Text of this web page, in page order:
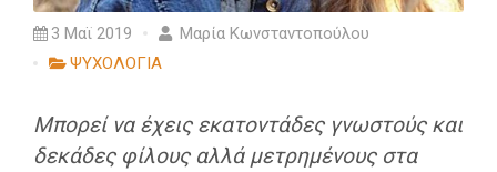
3 Μαϊ 2019
Μαρία Κωνσταντοπούλου
ΨΥΧΟΛΟΓΙΑ
Μπορεί να έχεις εκατοντάδες γνωστούς και
δεκάδες φίλους αλλά μετρημένους στα